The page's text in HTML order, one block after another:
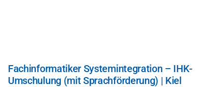
Fachinformatiker Systemintegration – IHK-
Umschulung (mit Sprachförderung) | Kiel